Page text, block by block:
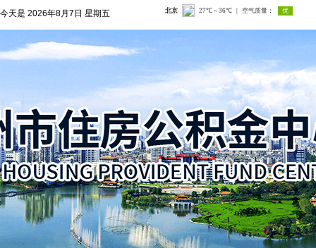
今天是 2026年8月7日 星期五